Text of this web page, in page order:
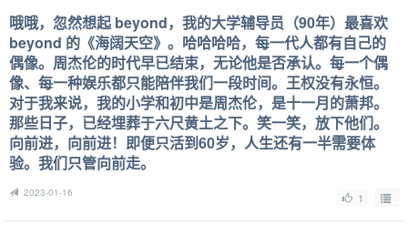
哦哦，忽然想起 beyond，我的大学辅导员（90年）最喜欢
beyond 的《海阔天空》。哈哈哈哈，每一代人都有自己的
偶像。周杰伦的时代早已结束，无论他是否承认。每一个偶
像、每一种娱乐都只能陪伴我们一段时间。王权没有永恒。
对于我来说，我的小学和初中是周杰伦，是十一月的萧邦。
那些日子，已经埋葬于六尺黄土之下。笑一笑，放下他们。
向前进，向前进！即便只活到60岁，人生还有一半需要体
验。我们只管向前走。
2023-01-16 1